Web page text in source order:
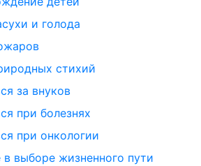
и голода
стихий
за внуков
при болезнях
при онкологии
в выборе жизненного пути